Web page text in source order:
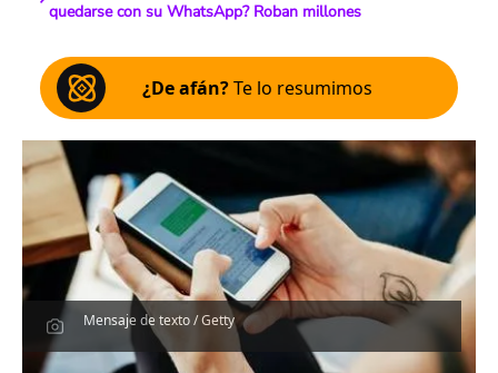
quedarse con su WhatsApp? Roban millones
¿De afán?Te lo resumimos
Mensaje de texto / Getty